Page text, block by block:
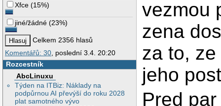
Xfce (15%)
jiné/žádné (23%)
Celkem 2356 hlasů
Komentářů: 30 , poslední 3.4. 20:20
Rozcestník
AbcLinuxu
Týden na ITBiz: Náklady na
podpůrnou AI převýší do roku 2028
plat samotného vývo
vezmou
zena
za to,
jeho
Pred